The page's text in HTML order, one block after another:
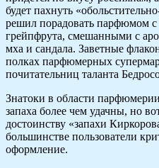
будет пахнуть
решил порадовать парфюмом
грейпфрута, смешанными с
мха и сандала. Заветные
полках парфюмерных
почитательниц таланта
Знатоки в области
запаха более чем удачны, но
достоинству «запахи
большинстве пользователи
оформление.